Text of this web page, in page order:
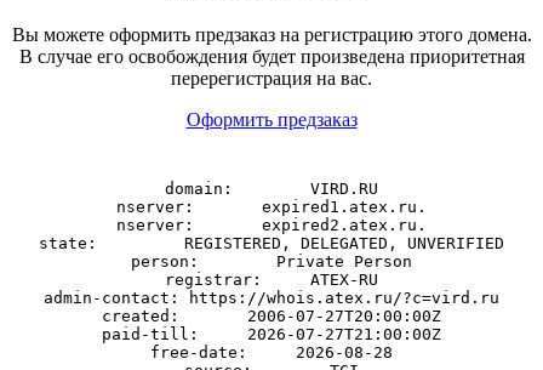
Вы можете оформить предзаказ на регистрацию этого домена.
В случае его освобождения будет произведена приоритетная
перерегистрация на вас.
Оформить предзаказ
domain:        VIRD.RU
nserver:       expired1.atex.ru.
nserver:       expired2.atex.ru.
state:         REGISTERED, DELEGATED, UNVERIFIED
person:        Private Person
registrar:     ATEX-RU
admin-contact: https://whois.atex.ru/?c=vird.ru
created:       2006-07-27T20:00:00Z
paid-till:     2026-07-27T21:00:00Z
free-date:     2026-08-28